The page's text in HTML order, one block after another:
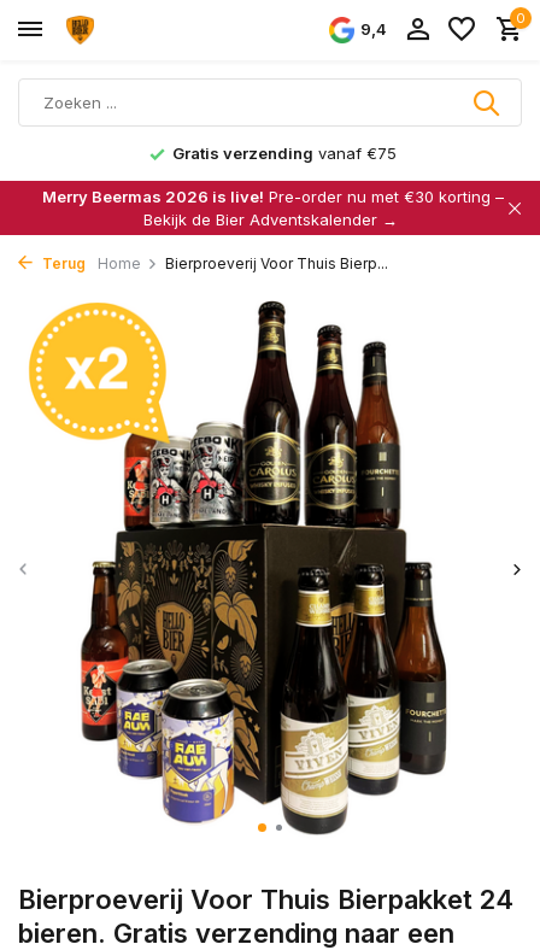
9,4
0
Gratis verzending vanaf €75
Merry Beermas 2026 is live! Pre-order nu met €30 korting –
Bekijk de Bier Adventskalender →
Terug Home Bierproeverij Voor Thuis Bierp...
Bierproeverij Voor Thuis Bierpakket 24
bieren. Gratis verzending naar een